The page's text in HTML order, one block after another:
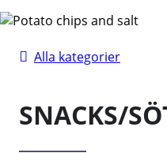
Alla kategorier
SNACKS/